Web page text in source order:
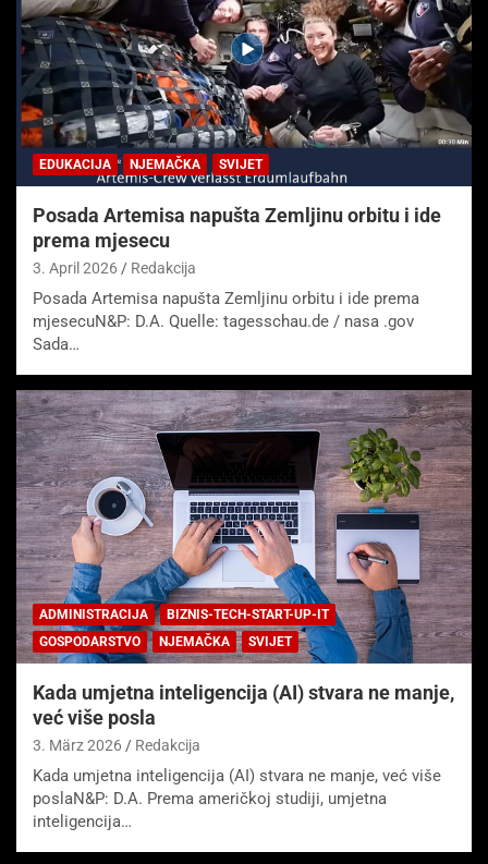
EDUKACIJA NJEMAČKA SVIJET
Posada Artemisa napušta Zemljinu orbitu i ide
prema mjesecu
3. April 2026 Redakcija
Posada Artemisa napušta Zemljinu orbitu i ide prema
mjesecuN&P: D.A. Quelle: tagesschau.de / nasa .gov
Sada…
ADMINISTRACIJA
BIZNIS-TECH-START-UP-IT
GOSPODARSTVO
NJEMAČKA SVIJET
Kada umjetna inteligencija (AI) stvara ne manje,
već više posla
3. März 2026 Redakcija
Kada umjetna inteligencija (AI) stvara ne manje, već više
poslaN&P: D.A. Prema američkoj studiji, umjetna
inteligencija…